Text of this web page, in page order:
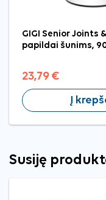
GIGI Senior Joints
papildai šunims,
23,79 €
Į
Susiję